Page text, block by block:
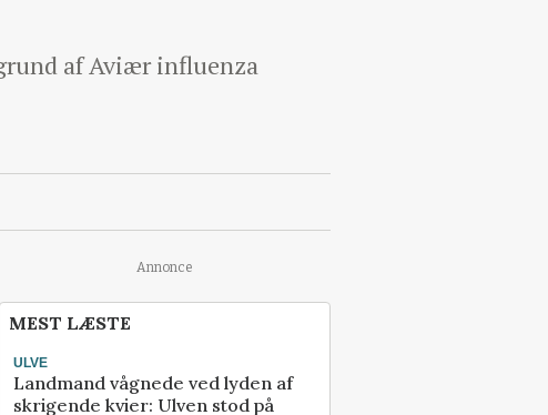
af Aviær influenza
Annonce
MEST LÆSTE
ULVE
Landmand vågnede ved lyden af
skrigende kvier: Ulven stod på